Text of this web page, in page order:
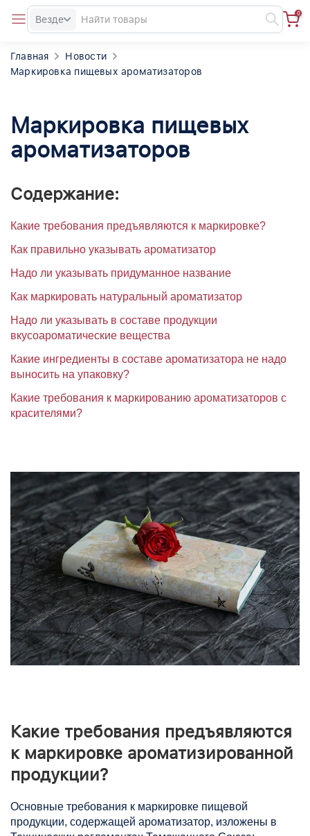
Везде
0
Главная
Новости
Маркировка пищевых ароматизаторов
Маркировка пищевых
ароматизаторов
Содержание:
Какие требования предъявляются к маркировке?
Как правильно указывать ароматизатор
Надо ли указывать придуманное название
Как маркировать натуральный ароматизатор
Надо ли указывать в составе продукции
вкусоароматические вещества
Какие ингредиенты в составе ароматизатора не надо
выносить на упаковку?
Какие требования к маркированию ароматизаторов с
красителями?
Какие требования предъявляются
к маркировке ароматизированной
продукции?
Основные требования к маркировке пищевой
продукции, содержащей ароматизатор, изложены в